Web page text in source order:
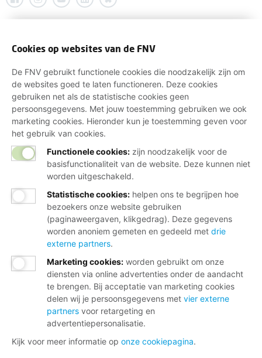
Cookies op websites van de FNV
De FNV gebruikt functionele cookies die noodzakelijk zijn om
de websites goed te laten functioneren. Deze cookies
gebruiken net als de statistische cookies geen
persoonsgegevens. Met jouw toestemming gebruiken we ook
marketing cookies. Hieronder kun je toestemming geven voor
het gebruik van cookies.
Functionele cookies: zijn noodzakelijk voor de
basisfunctionaliteit van de website. Deze kunnen niet
worden uitgeschakeld.
Statistische cookies: helpen ons te begrijpen hoe
bezoekers onze website gebruiken
(paginaweergaven, klikgedrag). Deze gegevens
worden anoniem gemeten en gedeeld met drie
externe partners.
Marketing cookies: worden gebruikt om onze
diensten via online advertenties onder de aandacht
te brengen. Bij acceptatie van marketing cookies
delen wij je persoonsgegevens met vier externe
partners voor retargeting en
advertentiepersonalisatie.
Kijk voor meer informatie op onze cookiepagina.